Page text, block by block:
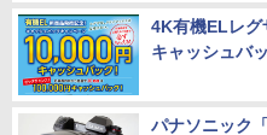
4K有機ELレグ
キャッシュバ
パナソニック